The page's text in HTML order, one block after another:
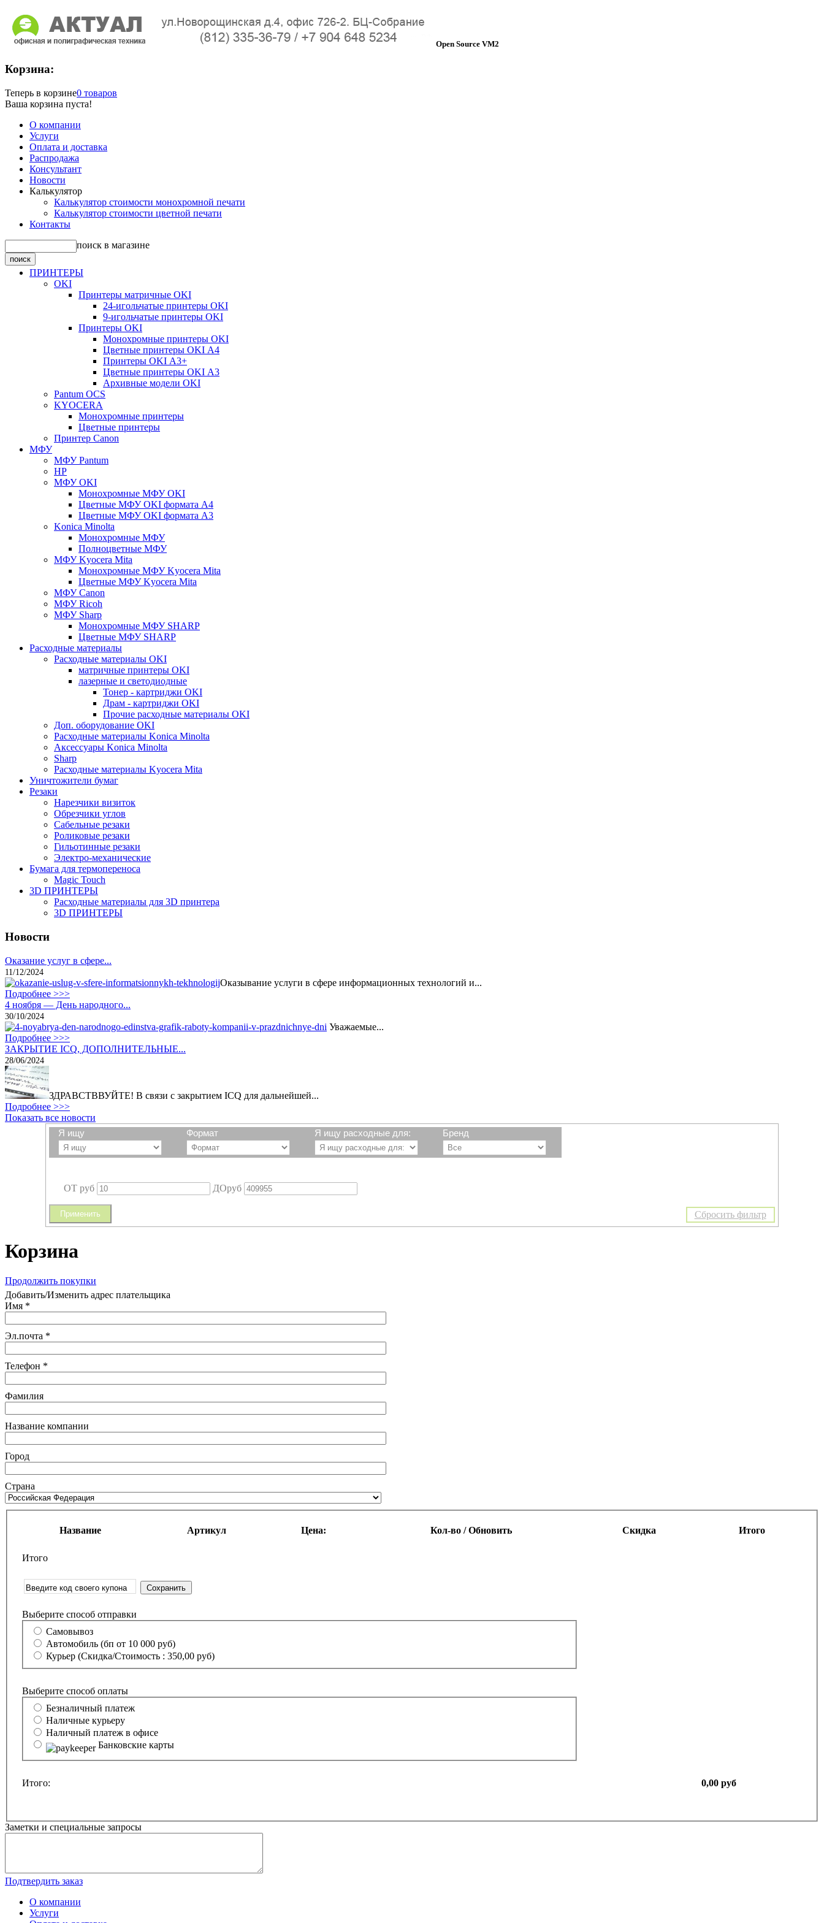
Open Source VM2
Корзина:
Теперь в корзине0 товаров
Ваша корзина пуста!
О компании
Услуги
Оплата и доставка
Распродажа
Консультант
Новости
Калькулятор
Калькулятор стоимости монохромной печати
Калькулятор стоимости цветной печати
Контакты
поиск в магазине
ПРИНТЕРЫ
OKI
Принтеры матричные OKI
24-игольчатые принтеры OKI
9-игольчатые принтеры OKI
Принтеры OKI
Монохромные принтеры OKI
Цветные принтеры OKI А4
Принтеры OKI А3+
Цветные принтеры OKI А3
Архивные модели OKI
Pantum OCS
KYOCERA
Монохромные принтеры
Цветные принтеры
Принтер Canon
МФУ
МФУ Pantum
HP
МФУ OKI
Монохромные МФУ OKI
Цветные МФУ OKI формата А4
Цветные МФУ OKI формата А3
Konica Minolta
Монохромные МФУ
Полноцветные МФУ
МФУ Kyocera Mita
Монохромные МФУ Kyocera Mita
Цветные МФУ Kyocera Mita
МФУ Canon
МФУ Ricoh
МФУ Sharp
Монохромные МФУ SHARP
Цветные МФУ SHARP
Расходные материалы
Расходные материалы OKI
матричные принтеры OKI
лазерные и светодиодные
Тонер - картриджи OKI
Драм - картриджи OKI
Прочие расходные материалы OKI
Доп. оборудование OKI
Расходные материалы Konica Minolta
Аксессуары Konica Minolta
Sharp
Расходные материалы Kyocera Mita
Уничтожители бумаг
Резаки
Нарезчики визиток
Обрезчики углов
Сабельные резаки
Роликовые резаки
Гильотинные резаки
Электро-механические
Бумага для термопереноса
Magic Touch
3D ПРИНТЕРЫ
Расходные материалы для 3D принтера
3D ПРИНТЕРЫ
Новости
Оказание услуг в сфере...
11/12/2024
Оказывание услуги в сфере информационных технологий и...
Подробнее >>>
4 ноября — День народного...
30/10/2024
Уважаемые...
Подробнее >>>
ЗАКРЫТИЕ ICQ, ДОПОЛНИТЕЛЬНЫЕ...
28/06/2024
ЗДРАВСТВВУЙТЕ! В связи с закрытием ICQ для дальнейшей...
Подробнее >>>
Показать все новости
Я ищу
Формат Я ищу расходные для: Бренд
ОТ руб ДОруб
Применить Сбросить фильтр
Корзина
Продолжить покупки
Добавить/Изменить адрес плательщика
Имя *
Эл.почта *
Телефон *
Фамилия
Название компании
Город
Страна
Название Артикул Цена: Кол-во / Обновить Скидка Итого
Итого
Выберите способ отправки
Самовывоз
Автомобиль (бп от 10 000 руб)
Курьер (Скидка/Стоимость : 350,00 руб)
Выберите способ оплаты
Безналичный платеж
Наличные курьеру
Наличный платеж в офисе
Банковские карты
Итого: 0,00 руб
Заметки и специальные запросы
Подтвердить заказ
О компании
Услуги